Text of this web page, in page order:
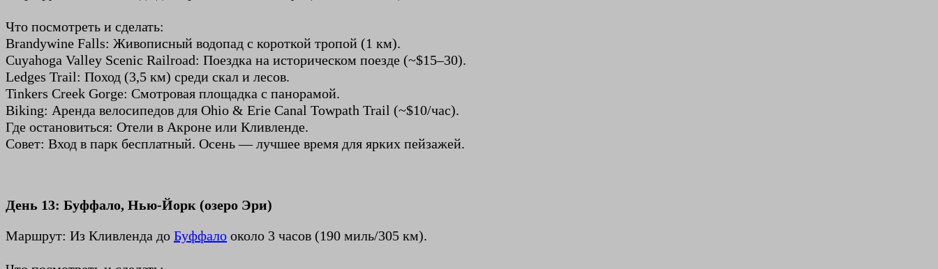
Что посмотреть и сделать:
Brandywine Falls: Живописный водопад с короткой тропой (1 км).
Cuyahoga Valley Scenic Railroad: Поездка на историческом поезде (~$15–30).
Ledges Trail: Поход (3,5 км) среди скал и лесов.
Tinkers Creek Gorge: Смотровая площадка с панорамой.
Biking: Аренда велосипедов для Ohio & Erie Canal Towpath Trail (~$10/час).
Где остановиться: Отели в Акроне или Кливленде.
Совет: Вход в парк бесплатный. Осень — лучшее время для ярких пейзажей.
День 13: Буффало, Нью-Йорк (озеро Эри)
Маршрут: Из Кливленда до Буффало около 3 часов (190 миль/305 км).